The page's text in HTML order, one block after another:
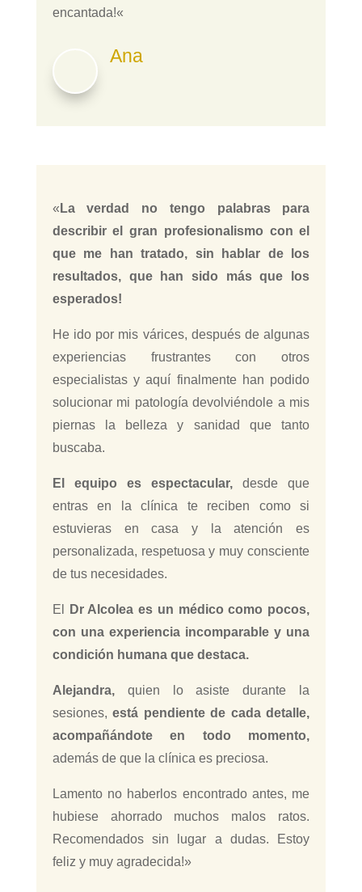
encantada!«
Ana
« La verdad no tengo palabras para
describir el gran profesionalismo con el
que me han tratado, sin hablar de los
resultados, que han sido más que los
esperados!
He ido por mis várices, después de algunas
experiencias frustrantes con otros
especialistas y aquí finalmente han podido
solucionar mi patología devolviéndole a mis
piernas la belleza y sanidad que tanto
buscaba.
El equipo es espectacular, desde que
entras en la clínica te reciben como si
estuvieras en casa y la atención es
personalizada, respetuosa y muy consciente
de tus necesidades.
El
Dr Alcolea es un médico como pocos,
con una experiencia incomparable y una
condición humana que destaca.
Alejandra,quien lo asiste durante la
sesiones,está pendiente de cada detalle,
acompañándote en todo momento,
además de que la clínica es preciosa.
Lamento no haberlos encontrado antes, me
hubiese ahorrado muchos malos ratos.
Recomendados sin lugar a dudas. Estoy
feliz y muy agradecida!»